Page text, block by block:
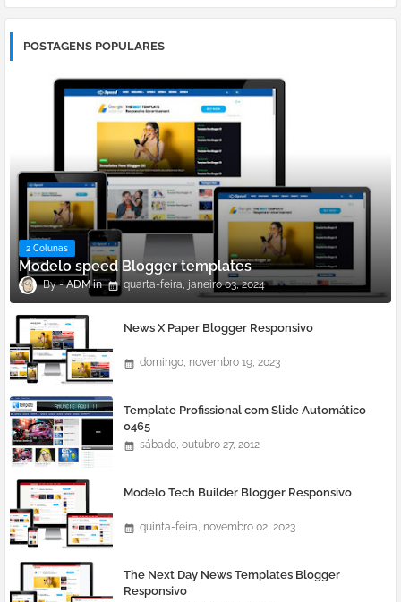
POSTAGENS POPULARES
2 Colunas
Modelo speed Blogger templates
ADM quarta-feira, janeiro 03, 2024
News X Paper Blogger Responsivo
domingo, novembro 19, 2023
Template Profissional com Slide Automático
0465
sábado, outubro 27, 2012
Modelo Tech Builder Blogger Responsivo
quinta-feira, novembro 02, 2023
The Next Day News Templates Blogger
Responsivo